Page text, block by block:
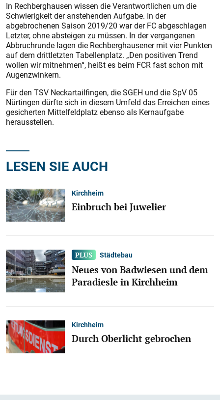
In Rechberghausen wissen die Verantwortlichen um die
Schwierigkeit der anstehenden Aufgabe. In der
abgebrochenen Saison 2019/20 war der FC abgeschlagen
Letzter, ohne absteigen zu müssen. In der vergangenen
Abbruchrunde lagen die Rechberghausener mit vier Punkten
auf dem drittletzten Tabellenplatz. „Den positiven Trend
wollen wir mitnehmen“, heißt es beim FCR fast schon mit
Augenzwinkern.
Für den TSV Neckartailfingen, die SGEH und die SpV 05
Nürtingen dürfte sich in diesem Umfeld das Erreichen eines
gesicherten Mittelfeldplatz ebenso als Kernaufgabe
herausstellen.
LESEN SIE AUCH
Kirchheim
Einbruch bei Juwelier
Städtebau
Neues von Badwiesen und dem
Paradiesle in Kirchheim
Kirchheim
Durch Oberlicht gebrochen